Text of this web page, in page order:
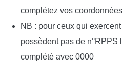
complétez vos
NB : pour ceux qui
possèdent pas de n°RPPS
complété avec 0000